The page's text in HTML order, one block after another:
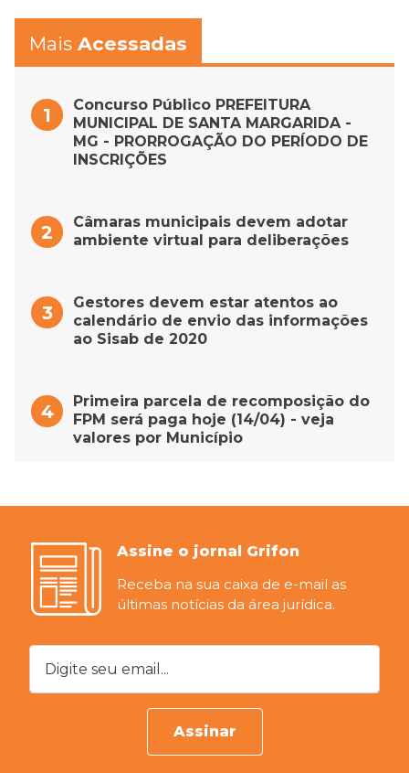
Mais Acessadas
Concurso Público PREFEITURA
MUNICIPAL DE SANTA MARGARIDA -
MG - PRORROGAÇÃO DO PERÍODO DE
INSCRIÇÕES
Câmaras municipais devem adotar
ambiente virtual para deliberações
Gestores devem estar atentos ao
calendário de envio das informações
ao Sisab de 2020
Primeira parcela de recomposição do
FPM será paga hoje (14/04) - veja
valores por Município
Assine o jornal Grifon
Receba na sua caixa de e-mail as
últimas notícias da área jurídica.
Digite seu email...
Assinar